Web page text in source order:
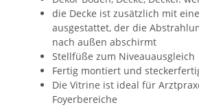
die Decke ist zusätzlich mit
ausgestattet, der die
nach außen abschirmt
Stellfüße zum Niveauausgleich
Fertig montiert und
Die Vitrine ist ideal für
Foyerbereiche